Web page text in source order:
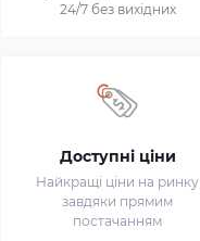
24/7 без вихідних
Доступні ціни
Найкращі ціни на ринку
завдяки прямим
постачанням